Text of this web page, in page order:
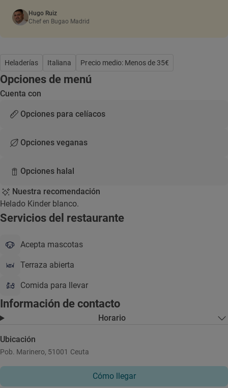
Hugo Ruiz
Chef en Bugao Madrid
Heladerías Italiana Precio medio: Menos de 35€
Opciones de menú
Cuenta con
Opciones para celíacos
Opciones veganas
Opciones halal
Nuestra recomendación
Helado Kinder blanco.
Servicios del restaurante
Acepta mascotas
Terraza abierta
Comida para llevar
Información de contacto
Horario
Ubicación
Pob. Marinero, 51001 Ceuta
Cómo llegar